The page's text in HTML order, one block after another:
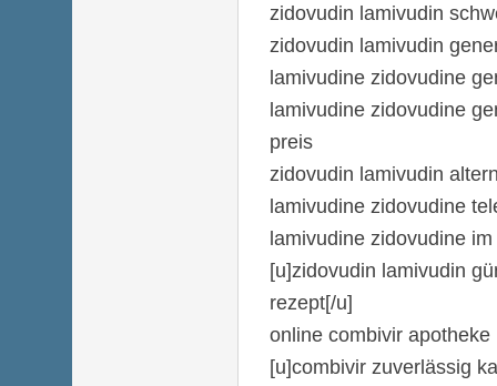
zidovudin lamivudin
zidovudin lamivudin
lamivudine zidovudine
lamivudine zidovudine
preis
zidovudin lamivudin
lamivudine zidovudine
lamivudine zidovudine
[u]zidovudin lamivudin
rezept[/u]
online combivir apotheke
[u]combivir zuverlässig